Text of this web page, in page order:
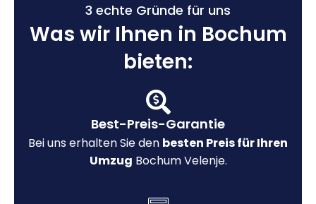
3 echte Gründe für uns
Was wir Ihnen in Bochum
bieten:
Best-Preis-Garantie
Bei uns erhalten Sie den besten Preis für Ihren
Umzug Bochum Velenje.